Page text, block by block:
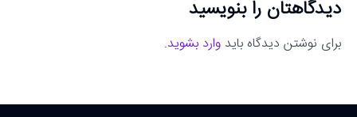
دیدگاهتان را بنویسید
برای نوشتن دیدگاه باید وارد بشوید.